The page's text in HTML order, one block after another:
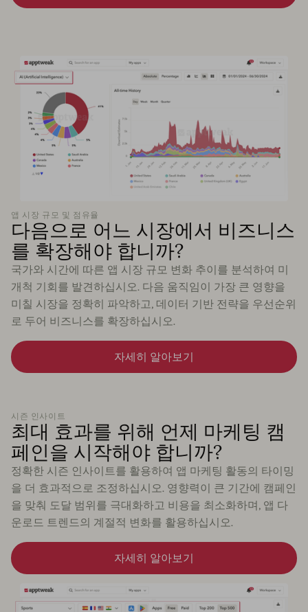
앱 시장 규모 및 점유율
다음으로 어느 시장에서 비즈니스
를 확장해야 합니까?
국가와 시간에 따른 앱 시장 규모 변화 추이를 분석하여 미
개척 기회를 발견하십시오. 다음 움직임이 가장 큰 영향을
미칠 시장을 정확히 파악하고, 데이터 기반 전략을 우선순위
로 두어 비즈니스를 확장하십시오.
자세히 알아보기
시즌 인사이트
최대 효과를 위해 언제 마케팅 캠
페인을 시작해야 합니까?
정확한 시즌 인사이트를 활용하여 앱 마케팅 활동의 타이밍
을 더 효과적으로 조정하십시오. 영향력이 큰 기간에 캠페인
을 맞춰 도달 범위를 극대화하고 비용을 최소화하며, 앱 다
운로드 트렌드의 계절적 변화를 활용하십시오.
자세히 알아보기